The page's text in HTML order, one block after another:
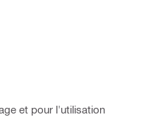
et pour l'utilisation